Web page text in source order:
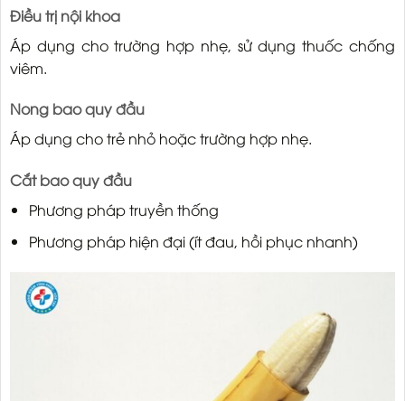
Điều trị nội khoa
Áp dụng cho trường hợp nhẹ, sử dụng thuốc chống
viêm.
Nong bao quy đầu
Áp dụng cho trẻ nhỏ hoặc trường hợp nhẹ.
Cắt bao quy đầu
Phương pháp truyền thống
Phương pháp hiện đại (ít đau, hồi phục nhanh)